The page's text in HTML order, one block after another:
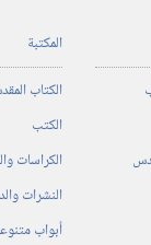
المكتبة
الكتاب
الكتب
الكراسات
النشرات
أبواب